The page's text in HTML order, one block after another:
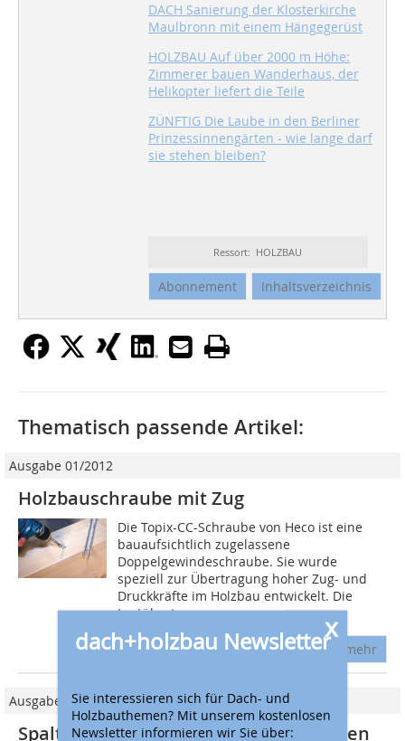
DACH Sanierung der Klosterkirche
Maulbronn mit einem Hängegerüst
HOLZBAU Auf über 2000 m Höhe:
Zimmerer bauen Wanderhaus, der
Helikopter liefert die Teile
ZÜNFTIG Die Laube in den Berliner
Prinzessinnengärten - wie lange darf
sie stehen bleiben?
Ressort: HOLZBAU
Abonnement Inhaltsverzeichnis
x
dach+holzbau Newsletter
Sie interessieren sich für Dach- und
Holzbauthemen? Mit unserem kostenlosen
Newsletter informieren wir Sie über:
Thematisch passende Artikel:
Ausgabe 01/2012
Holzbauschraube mit Zug
Die Topix-CC-Schraube von Heco ist eine
bauaufsichtlich zugelassene
Doppelgewindeschraube. Sie wurde
speziell zur Übertragung hoher Zug- und
Druckkräfte im Holzbau entwickelt. Die
Lastübertragung...
mehr
Ausgabe 02/2026
Spaltfreies Verbinden ohne Vorspannen